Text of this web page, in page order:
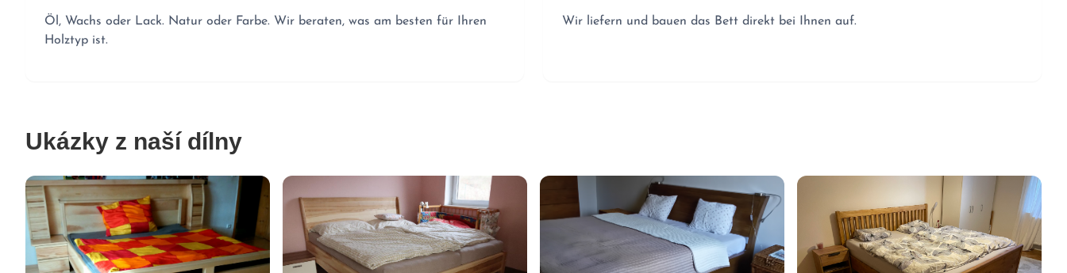
Öl, Wachs oder Lack. Natur oder Farbe. Wir beraten, was am besten für Ihren
Holztyp ist.
Wir liefern und bauen das Bett direkt bei Ihnen auf.
Ukázky z naší dílny